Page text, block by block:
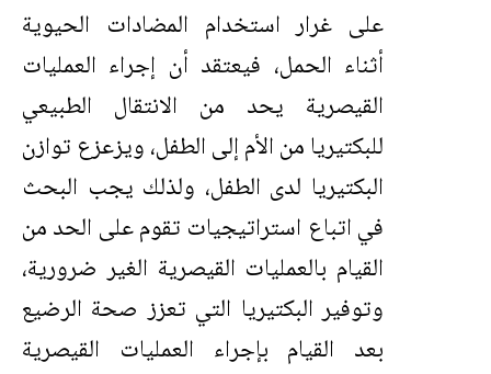
على غرار استخدام المضادات الحيوية
أثناء الحمل، فيعتقد أن إجراء العمليات
القيصرية يحد من الانتقال الطبيعي
للبكتيريا من الأم إلى الطفل، ويزعزع توازن
البكتيريا لدى الطفل، ولذلك يجب البحث
في اتباع استراتيجيات تقوم على الحد من
القيام بالعمليات القيصرية الغير ضرورية،
وتوفير البكتيريا التي تعزز صحة الرضيع
بعد القيام بإجراء العمليات القيصرية